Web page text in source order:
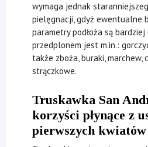
wymaga jednak
pielęgnacji, gdyż ewentualne
parametry podłoża są
przedplonem jest m.in.:
także zboża, buraki, marchew,
strączkowe.
Truskawka San
korzyści płynące z
pierwszych kwiatów